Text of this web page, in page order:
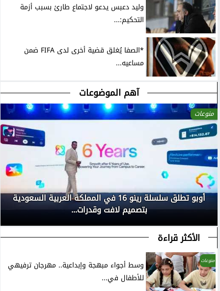
وليد دعبس يدعو لاجتماع طارئ بسبب أزمة
التحكيم:...
*الصفا يُغلق قضية أخرى لدى FIFA ضمن
مساعيه...
آهم الموضوعات
منوعات
أوبو تطلق سلسلة رينو 16 في المملكة العربية السعودية
بتصميم لافت وقدرات...
الأكثر قراءة
منوعات
وسط أجواء مبهجة وإبداعية.. مهرجان ترفيهي
للأطفال في...